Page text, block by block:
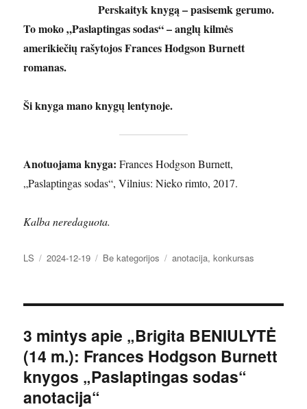
Perskaityk knygą – pasisemk gerumo.
To moko „Paslaptingas sodas“ – anglų kilmės
amerikiečių rašytojos Frances Hodgson Burnett
romanas.
Ši knyga mano knygų lentynoje.
Anotuojama knyga: Frances Hodgson Burnett,
„Paslaptingas sodas“, Vilnius: Nieko rimto, 2017.
Kalba neredaguota.
Autorius
LS Paskelbta
2024-12-19 Kategorijos
Be kategorijos Žymos
anotacija,konkursas
3 mintys apie „Brigita BENIULYTĖ
(14 m.): Frances Hodgson Burnett
knygos „Paslaptingas sodas“
anotacija“